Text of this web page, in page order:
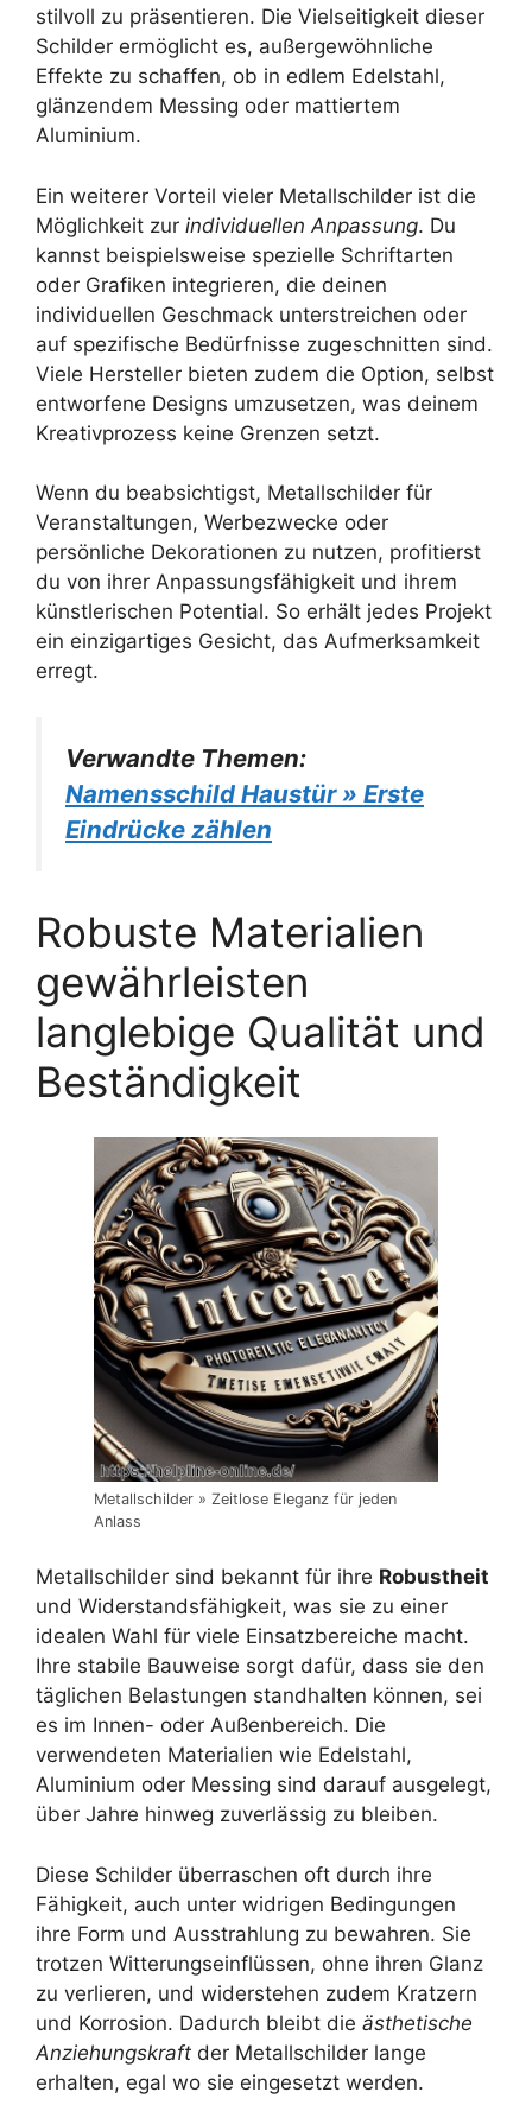
stilvoll zu präsentieren. Die Vielseitigkeit dieser
Schilder ermöglicht es, außergewöhnliche
Effekte zu schaffen, ob in edlem Edelstahl,
glänzendem Messing oder mattiertem
Aluminium.
Ein weiterer Vorteil vieler Metallschilder ist die
Möglichkeit zur individuellen Anpassung. Du
kannst beispielsweise spezielle Schriftarten
oder Grafiken integrieren, die deinen
individuellen Geschmack unterstreichen oder
auf spezifische Bedürfnisse zugeschnitten sind.
Viele Hersteller bieten zudem die Option, selbst
entworfene Designs umzusetzen, was deinem
Kreativprozess keine Grenzen setzt.
Wenn du beabsichtigst, Metallschilder für
Veranstaltungen, Werbezwecke oder
persönliche Dekorationen zu nutzen, profitierst
du von ihrer Anpassungsfähigkeit und ihrem
künstlerischen Potential. So erhält jedes Projekt
ein einzigartiges Gesicht, das Aufmerksamkeit
erregt.
Verwandte Themen:
Namensschild Haustür » Erste
Eindrücke zählen
Robuste Materialien
gewährleisten
langlebige Qualität und
Beständigkeit
Metallschilder » Zeitlose Eleganz für jeden
Anlass
Metallschilder sind bekannt für ihre Robustheit
und Widerstandsfähigkeit, was sie zu einer
idealen Wahl für viele Einsatzbereiche macht.
Ihre stabile Bauweise sorgt dafür, dass sie den
täglichen Belastungen standhalten können, sei
es im Innen- oder Außenbereich. Die
verwendeten Materialien wie Edelstahl,
Aluminium oder Messing sind darauf ausgelegt,
über Jahre hinweg zuverlässig zu bleiben.
Diese Schilder überraschen oft durch ihre
Fähigkeit, auch unter widrigen Bedingungen
ihre Form und Ausstrahlung zu bewahren. Sie
trotzen Witterungseinflüssen, ohne ihren Glanz
zu verlieren, und widerstehen zudem Kratzern
und Korrosion. Dadurch bleibt die ästhetische
Anziehungskraft der Metallschilder lange
erhalten, egal wo sie eingesetzt werden.